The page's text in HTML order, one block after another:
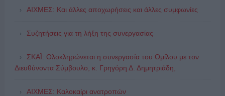
ΑΙΧΜΕΣ: Και άλλες αποχωρήσεις και άλλες συμφωνίες
Συζητήσεις για τη λήξη της συνεργασίας
ΣΚΑΪ: Ολοκληρώνεται η συνεργασία του Ομίλου με τον
Διευθύνοντα Σύμβουλο, κ. Γρηγόρη Δ. Δημητριάδη,
ΑΙΧΜΕΣ: Καλοκαίρι ανατροπών